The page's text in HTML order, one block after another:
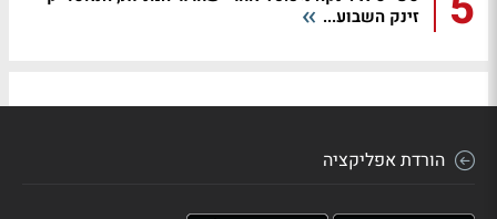
זינק השבוע...
הורדת אפליקציה